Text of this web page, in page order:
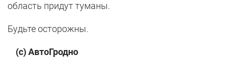
область придут туманы.
Будьте осторожны.
(с) АвтоГродно